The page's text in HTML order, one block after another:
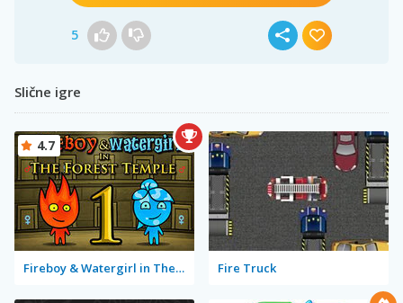
5
Slične igre
Fireboy & Watergirl in The Forest Temple
4.7
Fire Truck